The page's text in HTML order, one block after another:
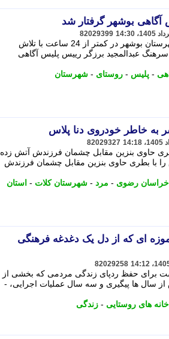
آگاهی بوشهر گرفتار شد
82029399
عامل قتل یک جوان در روستای آب طویل شهرستان بوشهر در کمتر از 24 ساعت با تلاش
عبدالمجید برزگر رییس پلیس آگاهی
- پلیس - روستای - شهرستان
به خاطر خودروی دنا پلاس
82029327
حاوی بنزین مقابل چشمان فرزندش آتش زده
همسرش را با بطری حاوی بنزین مقابل چشمان فرزندش
خراسان رضوی - مرد - شهرستان کلات - استان
ای که از دل یک دغدغه فرهنگی
82029258
برای حفظ ردپای زندگی مردمی که بخشی از
سال ها پیگیری و سه سال عملیات اجرایی، -
خانه های روستایی - زندگی